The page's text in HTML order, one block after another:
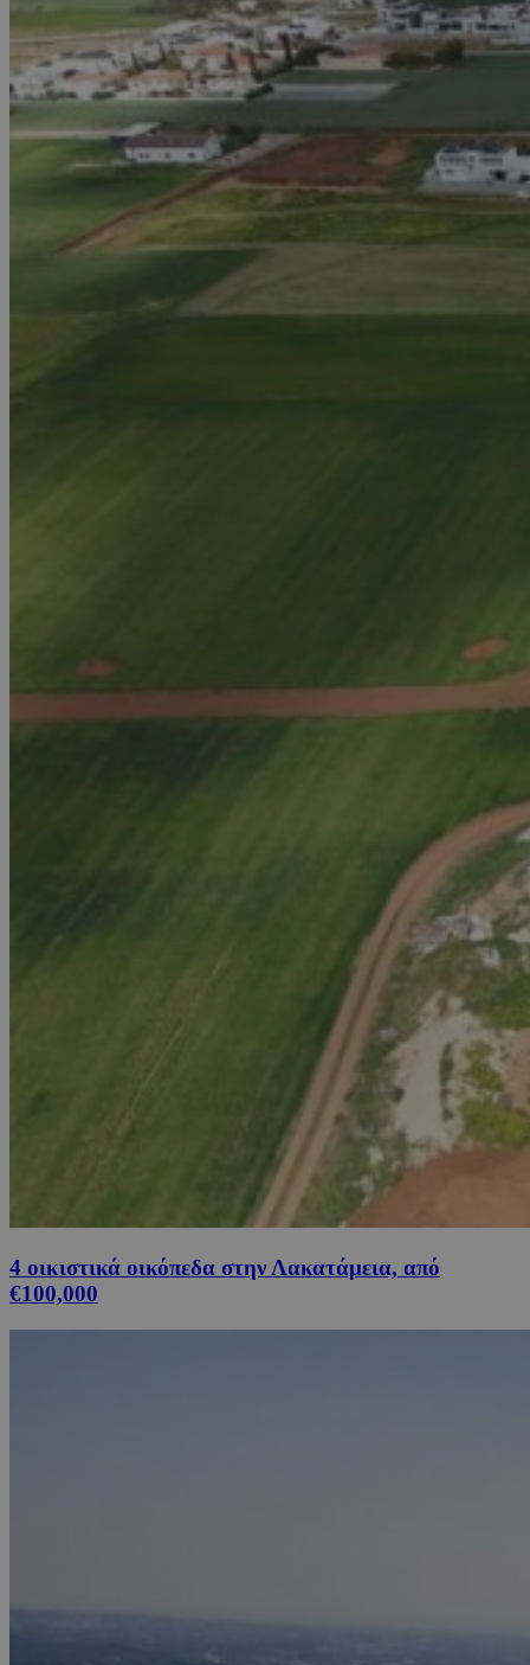
4 οικιστικά οικόπεδα στην Λακατάμεια, από
€100,000